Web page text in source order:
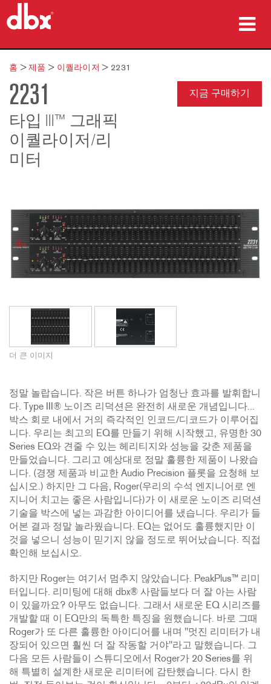
제품
사례 연구
구매처
교육
언어/지역
홈 >제품 > 이퀄라이저 > 2231
2231
타입 III™ 그래픽
이퀄라이저/리
미터
지금 구매하기
더 큰 이미지
정말 놀랍습니다. 작은 버튼 하나가 엄청난 효과를 발휘합니
다. Type III® 노이즈 리덕션은 완전히 새로운 개념입니다...
박스 회로 내에서 거의 즉각적인 인코드/디코드가 이루어집
니다. 우리는 최고의 EQ를 만들기 위해 시작했고, 유명한 30
Series EQ와 견줄 수 있는 헤리티지와 성능을 갖춘 제품을
만들었습니다. 그리고 예상대로 정말 훌륭한 제품이 나왔습
니다. (경쟁 제품과 비교한 Audio Precision 플롯을 요청해 보
십시오.) 하지만 그 다음, Roger(우리의 수석 엔지니어로 엔
지니어 치고는 좋은 사람입니다)가 이 새로운 노이즈 리덕션
기술을 박스에 넣는 과감한 아이디어를 냈습니다. 우리가 들
어본 결과 정말 놀라웠습니다. EQ는 없어도 훌륭했지만 이
것을 넣으니 성능이 믿기지 않을 정도로 뛰어났습니다. 직접
확인해 보십시오.
하지만 Roger는 여기서 멈추지 않았습니다. PeakPlus™ 리미
터입니다. 리미팅에 대해 dbx® 사람들보다 더 잘 아는 사람
이 있을까요? 아무도 없습니다. 그래서 새로운 EQ 시리즈를
개발할 때 이 EQ만의 독특한 특징을 원했습니다. 바로 그때
Roger가 또 다른 훌륭한 아이디어를 내며 "멋진 리미터가 내
장되어 있으면 훨씬 더 잘 작동할 거야"라고 말했습니다. 그
다음 모든 사람들이 스튜디오에서 Roger가 20 Series를 위
해 특별히 설계한 새로운 리미터에 감탄했습니다. 다시 한